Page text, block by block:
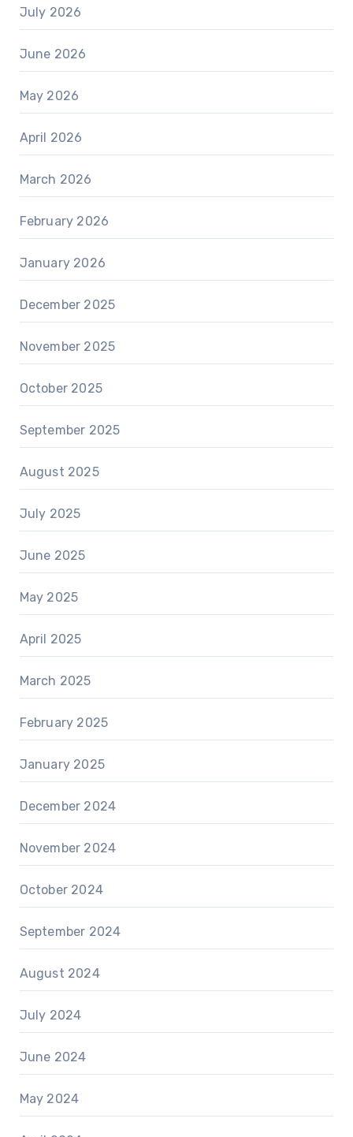
July 2026
June 2026
May 2026
April 2026
March 2026
February 2026
January 2026
December 2025
November 2025
October 2025
September 2025
August 2025
July 2025
June 2025
May 2025
April 2025
March 2025
February 2025
January 2025
December 2024
November 2024
October 2024
September 2024
August 2024
July 2024
June 2024
May 2024